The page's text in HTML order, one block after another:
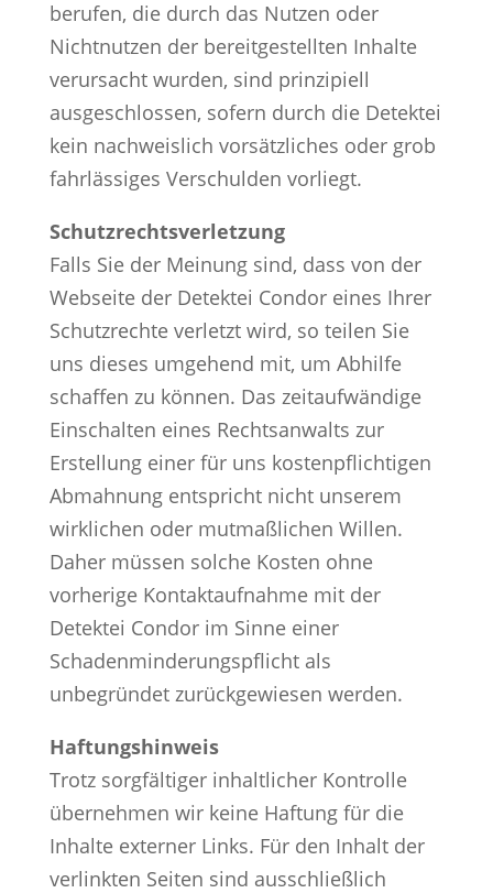
berufen, die durch das Nutzen oder
Nichtnutzen der bereitgestellten Inhalte
verursacht wurden, sind prinzipiell
ausgeschlossen, sofern durch die Detektei
kein nachweislich vorsätzliches oder grob
fahrlässiges Verschulden vorliegt.
Schutzrechtsverletzung
Falls Sie der Meinung sind, dass von der
Webseite der Detektei Condor eines Ihrer
Schutzrechte verletzt wird, so teilen Sie
uns dieses umgehend mit, um Abhilfe
schaffen zu können. Das zeitaufwändige
Einschalten eines Rechtsanwalts zur
Erstellung einer für uns kostenpflichtigen
Abmahnung entspricht nicht unserem
wirklichen oder mutmaßlichen Willen.
Daher müssen solche Kosten ohne
vorherige Kontaktaufnahme mit der
Detektei Condor im Sinne einer
Schadenminderungspflicht als
unbegründet zurückgewiesen werden.
Haftungshinweis
Trotz sorgfältiger inhaltlicher Kontrolle
übernehmen wir keine Haftung für die
Inhalte externer Links. Für den Inhalt der
verlinkten Seiten sind ausschließlich